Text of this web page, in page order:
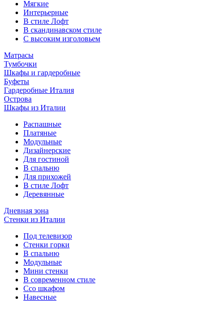
Мягкие
Интерьерные
В стиле Лофт
В скандинавском стиле
С высоким изголовьем
Матрасы
Тумбочки
Шкафы и гардеробные
Буфеты
Гардеробные Италия
Острова
Шкафы из Италии
Распашные
Платяные
Модульные
Дизайнерские
Для гостиной
В спальню
Для прихожей
В стиле Лофт
Деревянные
Дневная зона
Стенки из Италии
Под телевизор
Стенки горки
В спальню
Модульные
Мини стенки
В современном стиле
Ссо шкафом
Навесные